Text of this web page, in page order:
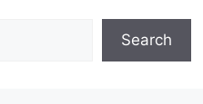
Search